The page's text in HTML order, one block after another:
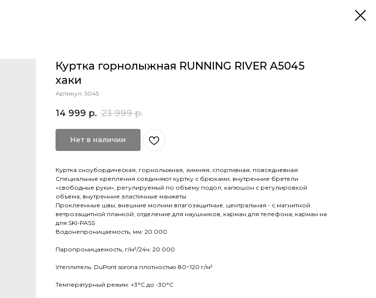
Куртка горнолыжная RUNNING RIVER A5045
хаки
Артикул: 5045
14 999 р. 23 999 р.
Нет в наличии
Куртка сноубордическая, горнолыжная, зимняя, спортивная, повседневная
Специальные крепления соединяют куртку с брюками, внутренние бретели
«свободные руки», регулируемый по объему подол; капюшон с регулировкой
объема; внутренние эластичные манжеты
Проклеенные швы; внешние молнии влагозащитные, центральная - с магнитной
ветрозащитной планкой; отделение для наушников, карман для телефона; карман на
для SKI-PASS
Водонепроницаемость, мм: 20 000
Паропроницаемость, г/м²/24ч: 20 000
Утеплитель: DuPont sorona плотностью 80−120 г/м²
Температурный режим: +3°С до -30°С